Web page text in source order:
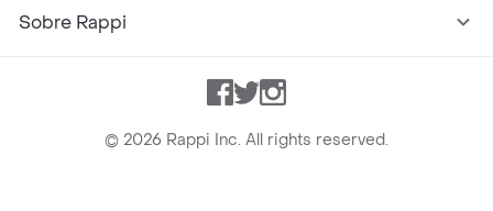
Sobre Rappi
Facebook
TwitterInstagram
© 2026 Rappi Inc. All rights reserved.